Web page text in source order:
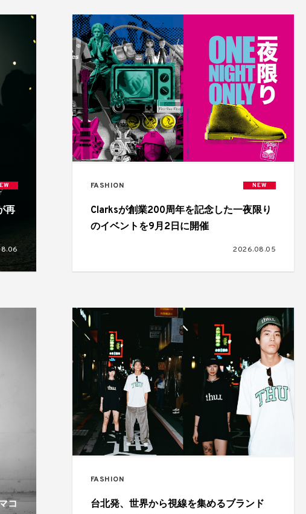
再
FASHION NEW
Clarksが創業200周年を記念した一夜限り
のイベントを9月2日に開催
2026.08.05
コ
FASHION
台北発、世界から視線を集めるブランド